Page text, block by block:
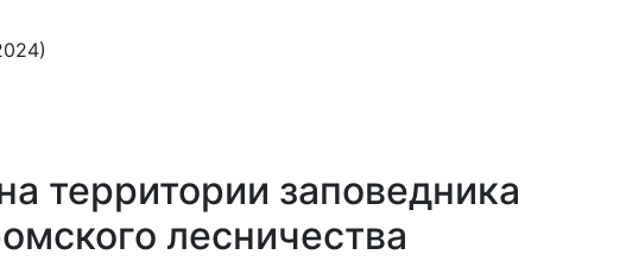
территории заповедника
лесничества